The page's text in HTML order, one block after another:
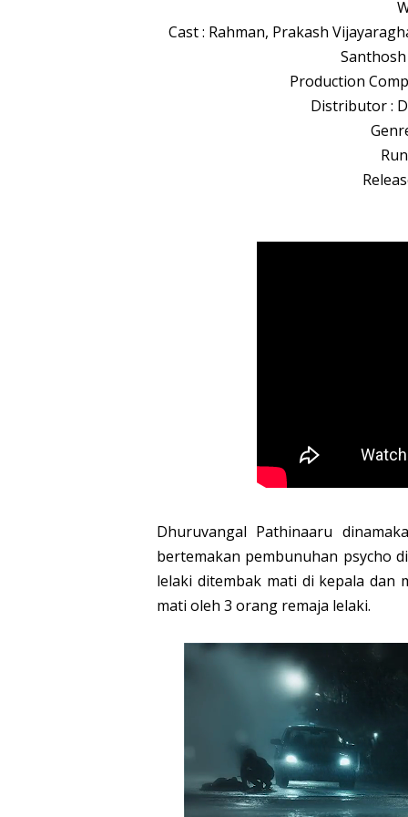
Cast : Rahman, Prakash
Production
Distributor :
Dhuruvangal Pathinaaru
bertemakan pembunuhan psycho
lelaki ditembak mati di kepala dan
mati oleh 3 orang remaja lelaki.